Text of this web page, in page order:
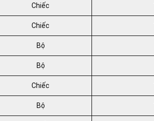
Chiếc
Chiếc
Bộ
Bộ
Chiếc
Bộ